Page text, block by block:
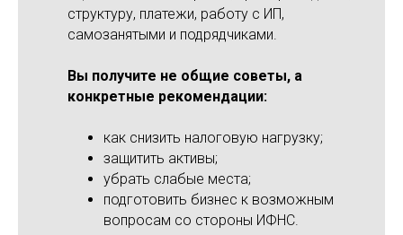
структуру, платежи, работу с ИП,
самозанятыми и подрядчиками.
Вы получите не общие советы, а
конкретные рекомендации:
как снизить налоговую нагрузку;
защитить активы;
убрать слабые места;
подготовить бизнес к возможным
вопросам со стороны ИФНС.